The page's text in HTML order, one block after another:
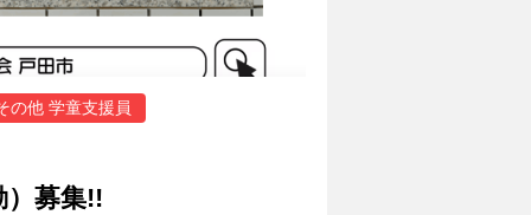
の他 学童支援員
）募集!!